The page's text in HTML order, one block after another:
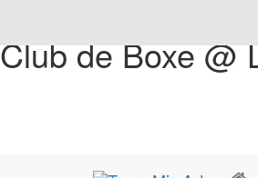
Club de Boxe @